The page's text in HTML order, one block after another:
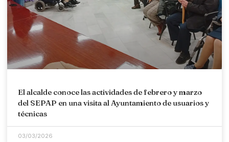
El alcalde conoce las actividades de febrero y marzo
del SEPAP en una visita al Ayuntamiento de usuarios y
técnicas
03/03/2026